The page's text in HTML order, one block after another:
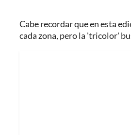
Cabe recordar que en esta
cada zona, pero la 'tricolor'